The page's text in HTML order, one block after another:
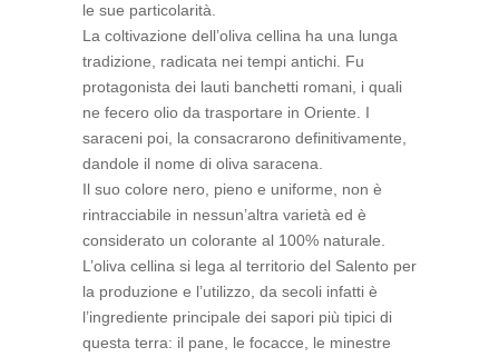
le sue particolarità.
La coltivazione dell’oliva cellina ha una lunga
tradizione, radicata nei tempi antichi. Fu
protagonista dei lauti banchetti romani, i quali
ne fecero olio da trasportare in Oriente. I
saraceni poi, la consacrarono definitivamente,
dandole il nome di oliva saracena.
Il suo colore nero, pieno e uniforme, non è
rintracciabile in nessun’altra varietà ed è
considerato un colorante al 100% naturale.
L’oliva cellina si lega al territorio del Salento per
la produzione e l’utilizzo, da secoli infatti è
l’ingrediente principale dei sapori più tipici di
questa terra: il pane, le focacce, le minestre